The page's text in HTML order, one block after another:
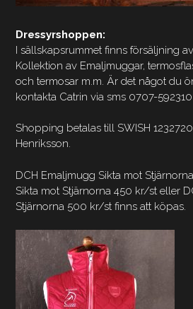
Dressyrshoppen:
I sällskapsrummet finns försäljning
Kollektion av Emaljmuggar,
och termosar m.m. Är det något du
kontakta Catrin via sms 0707-
Shopping betalas till SWISH
Henriksson.
DCH Emaljmugg Sikta mot
Sikta mot Stjärnorna 450 kr/st eller
Stjärnorna 500 kr/st finns att köpas.